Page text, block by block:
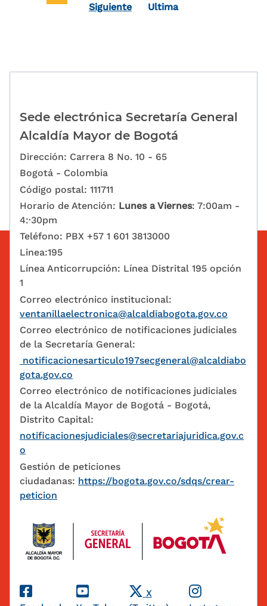
Siguiente
Última página
Ultima
Sede electrónica Secretaría General
Alcaldía Mayor de Bogotá
Dirección: Carrera 8 No. 10 - 65
Bogotá - Colombia
Código postal: 111711
Horario de Atención: Lunes a Viernes: 7:00am -
4:·30pm
Teléfono: PBX +57 1 601 3813000
Linea:195
Línea Anticorrupción: Línea Distrital 195 opción
1
Correo electrónico institucional:
ventanillaelectronica@alcaldiabogota.gov.co
Correo electrónico de notificaciones judiciales
de la Secretaría General:
notificacionesarticulo197secgeneral@alcaldiabo
gota.gov.co
Correo electrónico de notificaciones judiciales
de la Alcaldía Mayor de Bogotá - Bogotá,
Distrito Capital:
notificacionesjudiciales@secretariajuridica.gov.c
o
Gestión de peticiones
ciudadanas: https://bogota.gov.co/sdqs/crear-
peticion
Redes Sociales
X